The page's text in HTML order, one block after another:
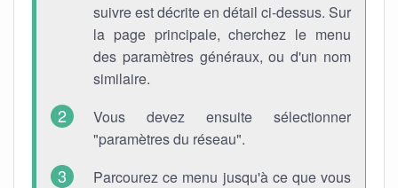
suivre est décrite en détail ci-dessus. Sur
la page principale, cherchez le menu
des paramètres généraux, ou d'un nom
similaire.
Vous devez ensuite sélectionner
"paramètres du réseau".
Parcourez ce menu jusqu'à ce que vous